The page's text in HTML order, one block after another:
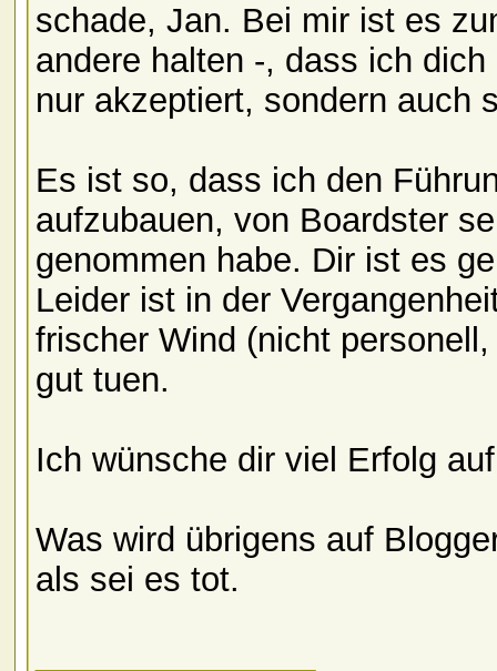
schade, Jan. Bei mir ist es
andere halten -, dass ich
nur akzeptiert, sondern auch
Es ist so, dass ich den
aufzubauen, von Boardster
genommen habe. Dir ist es
Leider ist in der
frischer Wind (nicht
gut tuen.
Ich wünsche dir viel Erfolg
Was wird übrigens auf
als sei es tot.